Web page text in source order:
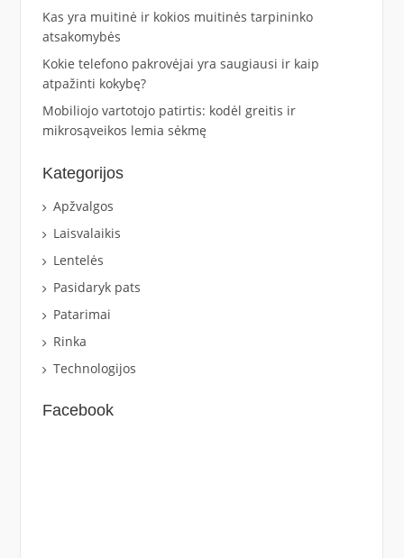
Kas yra muitinė ir kokios muitinės tarpininko
atsakomybės
Kokie telefono pakrovėjai yra saugiausi ir kaip
atpažinti kokybę?
Mobiliojo vartotojo patirtis: kodėl greitis ir
mikrosąveikos lemia sėkmę
Kategorijos
Apžvalgos
Laisvalaikis
Lentelės
Pasidaryk pats
Patarimai
Rinka
Technologijos
Facebook